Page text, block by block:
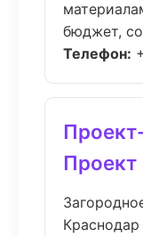
бюджет,
Телефон:
Проект
Краснодар